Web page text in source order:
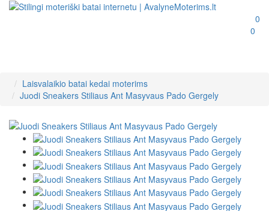
0
0
Laisvalaikio batai kedai moterims
Juodi Sneakers Stiliaus Ant Masyvaus Pado Gergely